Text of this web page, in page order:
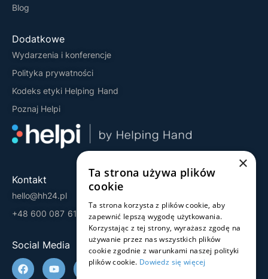
Blog
Dodatkowe
Wydarzenia i konferencje
Polityka prywatności
Kodeks etyki Helping Hand
Poznaj Helpi
Kontakt
hello@hh24.pl
+48 600 087 613
Social Media
×
Ta strona używa plików
cookie
Ta strona korzysta z plików cookie, aby
zapewnić lepszą wygodę użytkowania.
Korzystając z tej strony, wyrażasz zgodę na
używanie przez nas wszystkich plików
cookie zgodnie z warunkami naszej polityki
plików cookie. Dowiedz się więcej